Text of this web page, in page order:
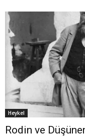
Heykel
Rodin ve